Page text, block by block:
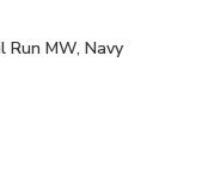
Run MW, Navy